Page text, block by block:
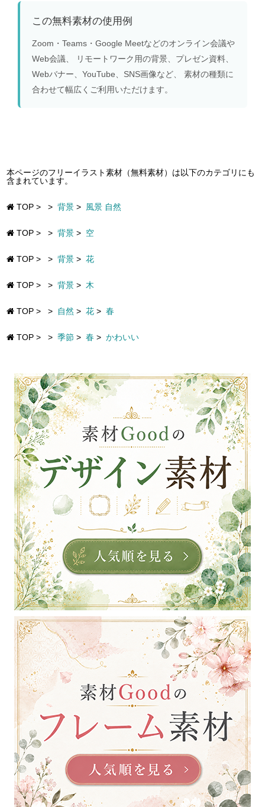
この無料素材の使用例
Zoom・Teams・Google Meetなどのオンライン会議や
Web会議、 リモートワーク用の背景、プレゼン資料、
Webバナー、YouTube、SNS画像など、 素材の種類に
合わせて幅広くご利用いただけます。
本ページのフリーイラスト素材（無料素材）は以下のカテゴリにも
含まれています。
TOP > > 背景 > 風景 自然
TOP > > 背景 > 空
TOP > > 背景 > 花
TOP > > 背景 > 木
TOP > > 自然 > 花 > 春
TOP > > 季節 > 春 > かわいい